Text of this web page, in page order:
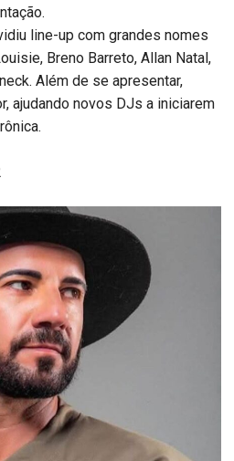
line-up com grandes nomes
Breno Barreto, Allan Natal,
Além de se apresentar,
ajudando novos DJs a iniciarem